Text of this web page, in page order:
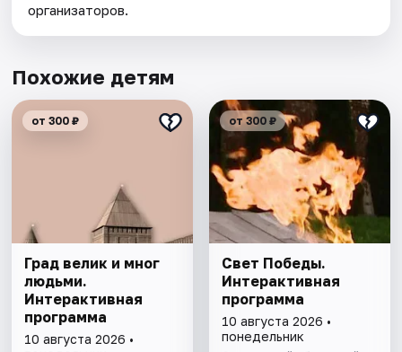
организаторов.
Похожие детям
от 300 ₽
Град велик и мног
людьми.
Интерактивная
программа
10 августа 2026 •
от 300 ₽
Свет Победы.
Интерактивная
программа
10 августа 2026 •
понедельник